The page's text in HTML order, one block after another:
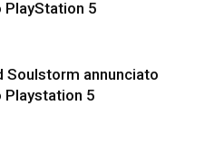
PlayStation 5
Soulstorm annunciato
Playstation 5